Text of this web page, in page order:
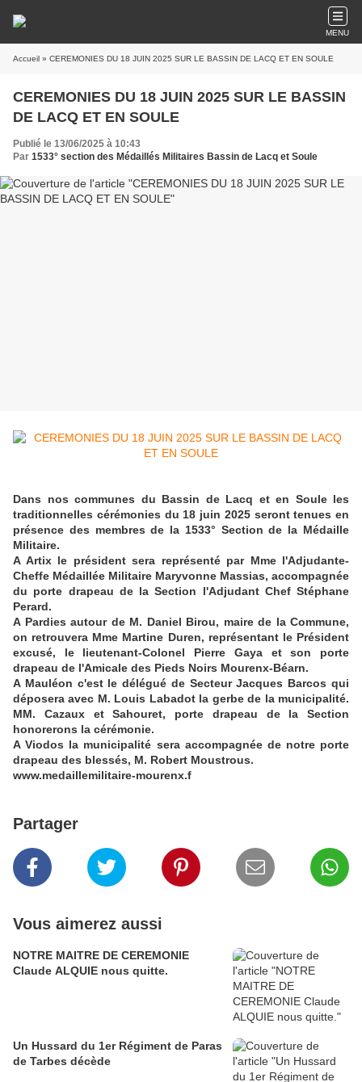
MENU
Accueil » CEREMONIES DU 18 JUIN 2025 SUR LE BASSIN DE LACQ ET EN SOULE
CEREMONIES DU 18 JUIN 2025 SUR LE BASSIN
DE LACQ ET EN SOULE
Publié le 13/06/2025 à 10:43
Par 1533° section des Médaillés Militaires Bassin de Lacq et Soule
Dans nos communes du Bassin de Lacq et en Soule les
traditionnelles cérémonies du 18 juin 2025 seront tenues en
présence des membres de la 1533° Section de la Médaille
Militaire.
A Artix le président sera représenté par Mme l'Adjudante-
Cheffe Médaillée Militaire Maryvonne Massias, accompagnée
du porte drapeau de la Section l'Adjudant Chef Stéphane
Perard.
A Pardies autour de M. Daniel Birou, maire de la Commune,
on retrouvera Mme Martine Duren, représentant le Président
excusé, le lieutenant-Colonel Pierre Gaya et son porte
drapeau de l'Amicale des Pieds Noirs Mourenx-Béarn.
A Mauléon c'est le délégué de Secteur Jacques Barcos qui
déposera avec M. Louis Labadot la gerbe de la municipalité.
MM. Cazaux et Sahouret, porte drapeau de la Section
honorerons la cérémonie.
A Viodos la municipalité sera accompagnée de notre porte
drapeau des blessés, M. Robert Moustrous.
www.medaillemilitaire-mourenx.f
Partager
Vous aimerez aussi
NOTRE MAITRE DE CEREMONIE
Claude ALQUIE nous quitte.
Un Hussard du 1er Régiment de Paras
de Tarbes décède